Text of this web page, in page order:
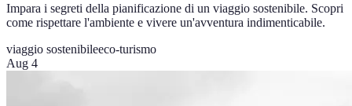
Impara i segreti della pianificazione di un viaggio sostenibile. Scopri
come rispettare l'ambiente e vivere un'avventura indimenticabile.
viaggio sostenibileeco-turismo
Aug 4